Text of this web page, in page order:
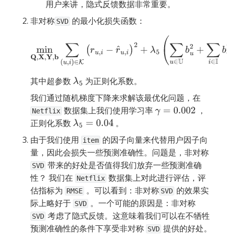
用户来讲，隐式反馈数据非常重要。
非对称 SVD 的最小化损失函数：
,b∑( ) ^u, ∑u∈U bu
∑
i∈Ibi2+ ∑i∈I| q→i| + ∑j∈ | x→j || 2+∑ j∈ | y
其中超参数 λ5 为正则化系数。
Netflix 数据集上我们使用学习率 γ= 0.002
，
正则化系数 λ5 =0.04
。
由于我们使用 item 的因子向量来代替用户因子向
量，因此会损失一些预测准确性。问题是，非对称
SVD 带来的好处是否值得我们放弃一些预测准确
性？ 我们在 Netflix 数据集上对此进行评估，评
估指标为 RMSE 。可以看到：非对称 SVD 的效果实
际上略好于 SVD
SVD 考虑了隐式反馈。这意味着我们可以在不牺牲
预测准确性的条件下享受非对称 SVD 提供的好处。